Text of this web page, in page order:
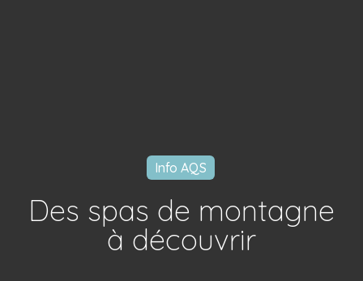
Info AQS
Des spas de montagne
à découvrir